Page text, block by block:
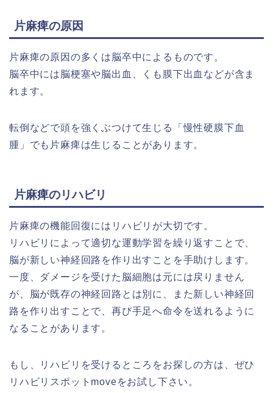
片麻痺の原因
片麻痺の原因の多くは脳卒中によるものです。
脳卒中には脳梗塞や脳出血、くも膜下出血などが含ま
れます。
転倒などで頭を強くぶつけて生じる「慢性硬膜下血
腫」でも片麻痺は生じることがあります。
片麻痺のリハビリ
片麻痺の機能回復にはリハビリが大切です。
リハビリによって適切な運動学習を繰り返すことで、
脳が新しい神経回路を作り出すことを手助けします。
一度、ダメージを受けた脳細胞は元には戻りません
が、脳が既存の神経回路とは別に、また新しい神経回
路を作り出すことで、再び手足へ命令を送れるように
なることがあります。
もし、リハビリを受けるところをお探しの方は、ぜひ
リハビリスポットmoveをお試し下さい。